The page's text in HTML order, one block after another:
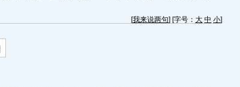
[我来说两句] [字号： 大 中 小]